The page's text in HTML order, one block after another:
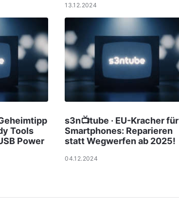
13.12.2024
Tools
Power
s3n📺tube · EU-Kracher für
Smartphones: Reparieren
statt Wegwerfen ab 2025!
04.12.2024